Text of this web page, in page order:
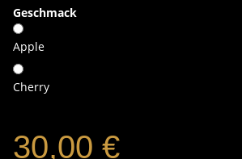
Geschmack
Apple
Cherry
30,00 €